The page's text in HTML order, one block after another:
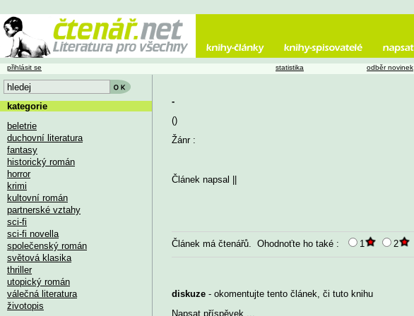
-
()
Žánr :
Článek napsal
Článek máčtenářů. Ohodnoťte ho také : 1 2
diskuze - okomentujte tento článek, či tuto knihu
Napsat příspěvek
přihlásit se statistika odběr novinek
kategorie
beletrie
duchovní literatura
fantasy
historický román
horror
krimi
kultovní román
partnerské vztahy
sci-fi
sci-fi novella
společenský román
světová klasika
thriller
utopický román
válečná literatura
životopis